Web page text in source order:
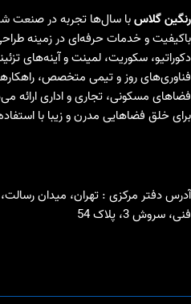
رنگین گلاسبا سال‌ها تجربه در صنعت
باکیفیت و خدمات حرفه‌ای در زمینه
دکوراتیو، سکوریت، لمینت و آینه‌های
فناوری‌های روز و تیمی متخصص،
فضاهای مسکونی، تجاری و اداری
برای خلق فضاهایی مدرن و زیبا با
آدرس دفتر مرکزی : تهران، میدان
فنی، سروش 3، پلاک 54